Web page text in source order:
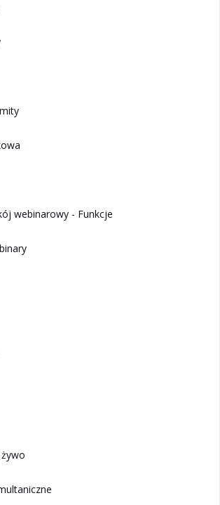
webinarowy - Funkcje